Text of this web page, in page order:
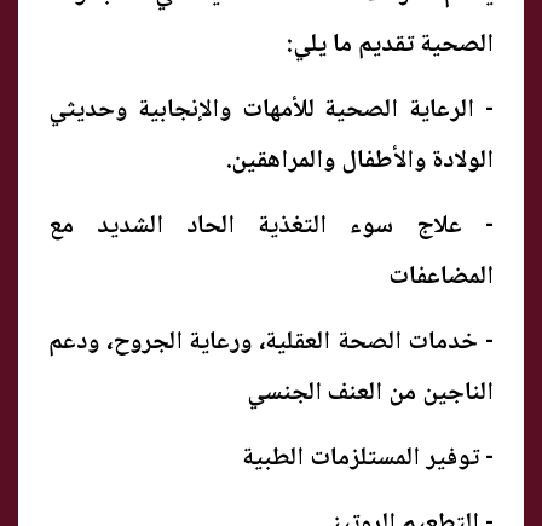
الصحية تقديم ما يلي:
- الرعاية الصحية للأمهات والإنجابية وحديثي
الولادة والأطفال والمراهقين.
- علاج سوء التغذية الحاد الشديد مع
المضاعفات
- خدمات الصحة العقلية، ورعاية الجروح، ودعم
الناجين من العنف الجنسي
- توفير المستلزمات الطبية